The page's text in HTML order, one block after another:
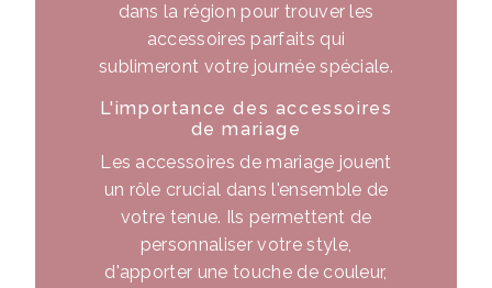
dans la région pour trouver les
accessoires parfaits qui
sublimeront votre journée spéciale.
L'importance des accessoires
de mariage
Les accessoires de mariage jouent
un rôle crucial dans l'ensemble de
votre tenue. Ils permettent de
personnaliser votre style,
d'apporter une touche de couleur,